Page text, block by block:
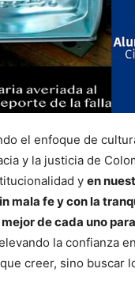
el enfoque de
y la justicia de
y en
mala fe y con la
de cada uno
la confianza
creer, sino buscar